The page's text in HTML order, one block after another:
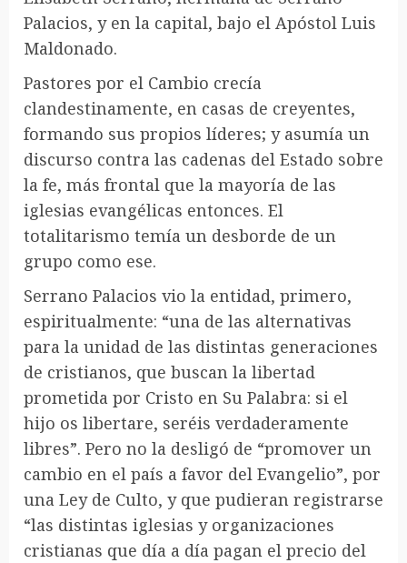
Palacios, y en la capital, bajo el Apóstol Luis
Maldonado.
Pastores por el Cambio crecía
clandestinamente, en casas de creyentes,
formando sus propios líderes; y asumía un
discurso contra las cadenas del Estado sobre
la fe, más frontal que la mayoría de las
iglesias evangélicas entonces. El
totalitarismo temía un desborde de un
grupo como ese.
Serrano Palacios vio la entidad, primero,
espiritualmente: “una de las alternativas
para la unidad de las distintas generaciones
de cristianos, que buscan la libertad
prometida por Cristo en Su Palabra: si el
hijo os libertare, seréis verdaderamente
libres”. Pero no la desligó de “promover un
cambio en el país a favor del Evangelio”, por
una Ley de Culto, y que pudieran registrarse
“las distintas iglesias y organizaciones
cristianas que día a día pagan el precio del